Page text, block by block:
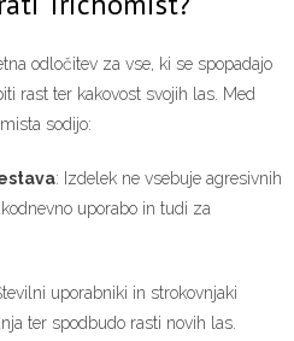
odločitev za vse, ki se spopadajo
rast ter kakovost svojih las. Med
sodijo:
: Izdelek ne vsebuje agresivnih
uporabo in tudi za
uporabniki in strokovnjaki
ter spodbudo rasti novih las.